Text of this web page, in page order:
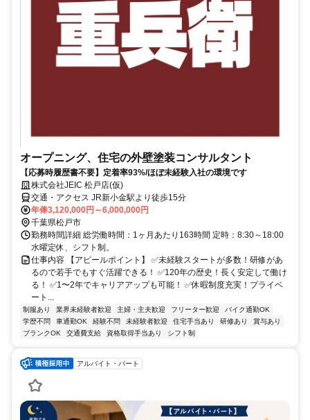
オープニング、住宅の外壁塗装コンサルタント
【応募時履歴書不要】定着率93%/ほぼ未経験入社の環境です
株式会社JEIC 松戸店(仮)
交通・アクセス JR新小金駅より徒歩15分
年俸3,120,000円～6,000,000円
千葉県松戸市
勤務時間詳細 総労働時間：1ヶ月あたり163時間 定時：8:30～18:00
水曜定休、シフト制。
仕事内容 【アピールポイント】 ✅未経験スタートが多数！研修があ
るので若手でもすぐ活躍できる！ ✅120年の歴史！長く安定して働け
る！ ✅1〜2年でキャリアアップも可能！ ✅休暇制度充実！プライベ
ート...
制服あり 業界未経験者歓迎 主婦・主夫歓迎 フリーター歓迎
バイク通勤OK
学歴不問
車通勤OK 経験不問 未経験者歓迎 住宅手当あり 研修あり
賞与あり
ブランクOK
交通費支給 資格取得手当あり シフト制
アルバイト・パート